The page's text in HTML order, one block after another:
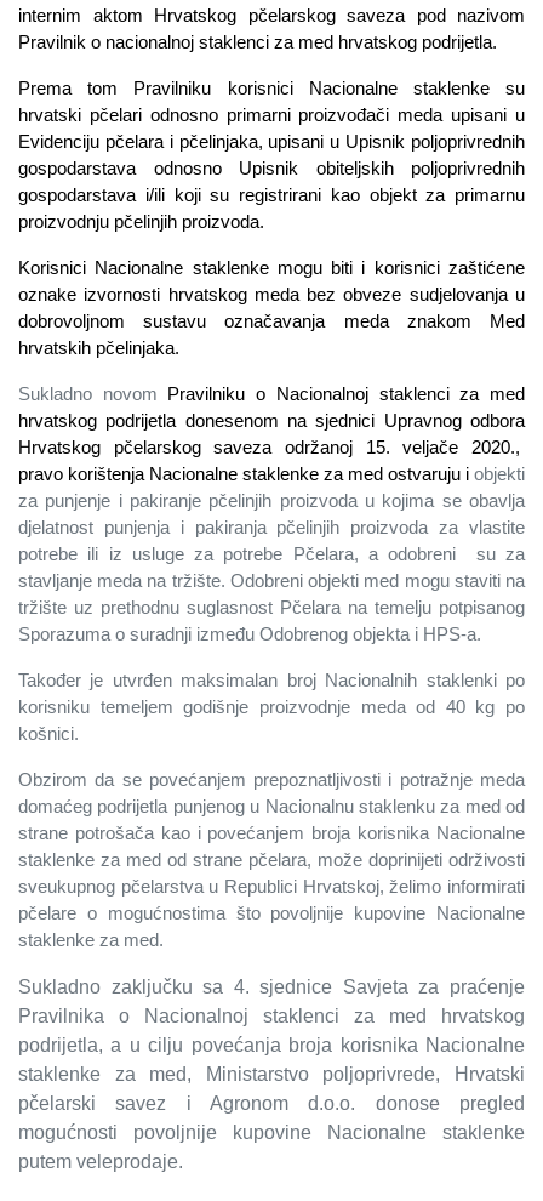
internim aktom Hrvatskog pčelarskog saveza pod nazivom
Pravilnik o nacionalnoj staklenci za med hrvatskog podrijetla.
Prema tom Pravilniku korisnici Nacionalne staklenke su
hrvatski pčelari odnosno primarni proizvođači meda upisani u
Evidenciju pčelara i pčelinjaka, upisani u Upisnik poljoprivrednih
gospodarstava odnosno Upisnik obiteljskih poljoprivrednih
gospodarstava i/ili koji su registrirani kao objekt za primarnu
proizvodnju pčelinjih proizvoda.
Korisnici Nacionalne staklenke mogu biti i korisnici zaštićene
oznake izvornosti hrvatskog meda bez obveze sudjelovanja u
dobrovoljnom sustavu označavanja meda znakom Med
hrvatskih pčelinjaka.
Sukladno novom Pravilniku o Nacionalnoj staklenci za med
hrvatskog podrijetla donesenom na sjednici Upravnog odbora
Hrvatskog pčelarskog saveza održanoj 15. veljače 2020.,
pravo korištenja Nacionalne staklenke za med ostvaruju i objekti
za punjenje i pakiranje pčelinjih proizvoda u kojima se obavlja
djelatnost punjenja i pakiranja pčelinjih proizvoda za vlastite
potrebe ili iz usluge za potrebe Pčelara, a odobreni
su za
stavljanje meda na tržište. Odobreni objekti med mogu staviti na
tržište uz prethodnu suglasnost Pčelara na temelju potpisanog
Sporazuma o suradnji između Odobrenog objekta i HPS-a.
Također je utvrđen maksimalan broj Nacionalnih staklenki po
korisniku temeljem godišnje proizvodnje meda od 40 kg po
košnici.
Obzirom da se povećanjem prepoznatljivosti i potražnje meda
domaćeg podrijetla punjenog u Nacionalnu staklenku za med od
strane potrošača kao i povećanjem broja korisnika Nacionalne
staklenke za med od strane pčelara, može doprinijeti održivosti
sveukupnog pčelarstva u Republici Hrvatskoj, želimo informirati
pčelare o mogućnostima što povoljnije kupovine Nacionalne
staklenke za med.
Sukladno zaključku sa 4. sjednice Savjeta za praćenje
Pravilnika o Nacionalnoj staklenci za med hrvatskog
podrijetla, a u cilju povećanja broja korisnika Nacionalne
staklenke za med, Ministarstvo poljoprivrede, Hrvatski
pčelarski savez i Agronom d.o.o. donose pregled
mogućnosti povoljnije kupovine Nacionalne staklenke
putem veleprodaje.